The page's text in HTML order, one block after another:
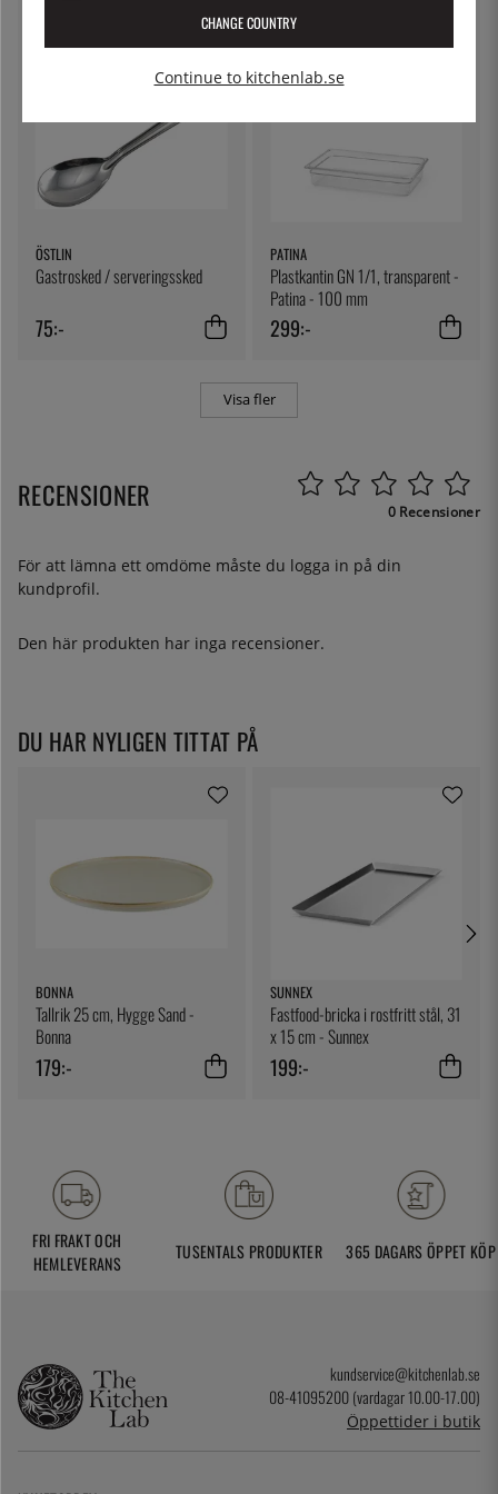
ÖSTLIN
Gastrosked / serveringssked
75:-
PATINA
Plastkantin GN 1/1, transparent -
Patina - 100 mm
299:-
Visa fler
RECENSIONER 0 Recensioner
För att lämna ett omdöme måste du logga in på din
kundprofil.
Den här produkten har inga recensioner.
DU HAR NYLIGEN TITTAT PÅ
BONNA
Tallrik 25 cm, Hygge Sand -
Bonna
179:-
SUNNEX
Fastfood-bricka i rostfritt stål, 31
x 15 cm - Sunnex
199:-
FRI FRAKT OCH
HEMLEVERANS
TUSENTALS PRODUKTER 365 DAGARS ÖPPET KÖP
kundservice@kitchenlab.se
08-41095200 (vardagar 10.00-17.00)
Öppettider i butik
CHANGE COUNTRY
Continue to kitchenlab.se